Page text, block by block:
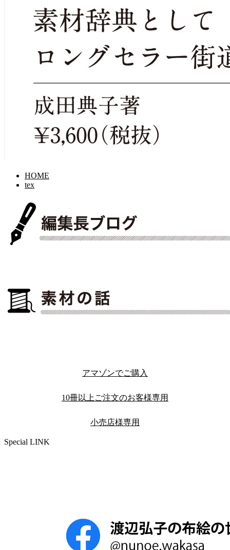
HOME
tex
アマゾンでご購入
10冊以上ご注文のお客様専用
小売店様専用
Special LINK